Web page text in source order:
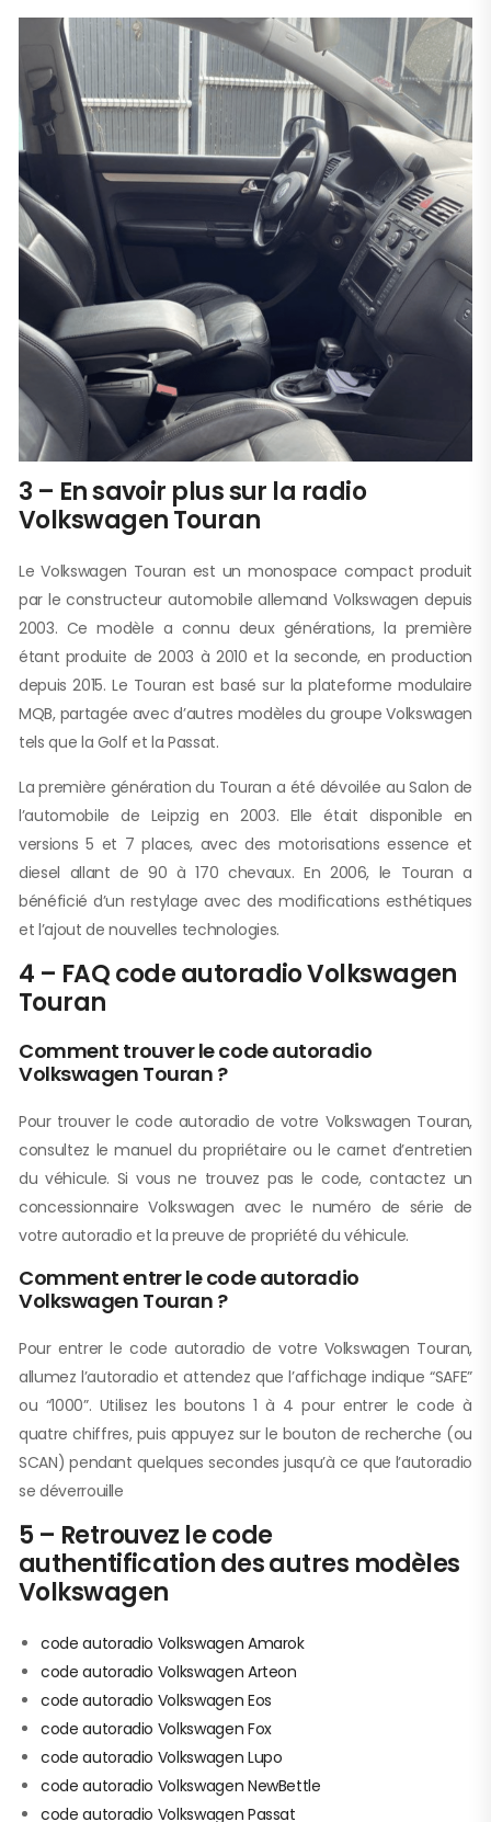
3 – En savoir plus sur la radio
Volkswagen Touran
Le Volkswagen Touran est un monospace compact produit
par le constructeur automobile allemand Volkswagen depuis
2003. Ce modèle a connu deux générations, la première
étant produite de 2003 à 2010 et la seconde, en production
depuis 2015. Le Touran est basé sur la plateforme modulaire
MQB, partagée avec d’autres modèles du groupe Volkswagen
tels que la Golf et la Passat.
La première génération du Touran a été dévoilée au Salon de
l’automobile de Leipzig en 2003. Elle était disponible en
versions 5 et 7 places, avec des motorisations essence et
diesel allant de 90 à 170 chevaux. En 2006, le Touran a
bénéficié d’un restylage avec des modifications esthétiques
et l’ajout de nouvelles technologies.
4 – FAQ code autoradio Volkswagen
Touran
Comment trouver le code autoradio
Volkswagen Touran ?
Pour trouver le code autoradio de votre Volkswagen Touran,
consultez le manuel du propriétaire ou le carnet d’entretien
du véhicule. Si vous ne trouvez pas le code, contactez un
concessionnaire Volkswagen avec le numéro de série de
votre autoradio et la preuve de propriété du véhicule.
Comment entrer le code autoradio
Volkswagen Touran ?
Pour entrer le code autoradio de votre Volkswagen Touran,
allumez l’autoradio et attendez que l’affichage indique “SAFE”
ou “1000”. Utilisez les boutons 1 à 4 pour entrer le code à
quatre chiffres, puis appuyez sur le bouton de recherche (ou
SCAN) pendant quelques secondes jusqu’à ce que l’autoradio
se déverrouille
5 – Retrouvez le code
authentification des autres modèles
Volkswagen
code autoradio Volkswagen Amarok
code autoradio Volkswagen Arteon
code autoradio Volkswagen Eos
code autoradio Volkswagen Fox
code autoradio Volkswagen Lupo
code autoradio Volkswagen NewBettle
code autoradio Volkswagen Passat